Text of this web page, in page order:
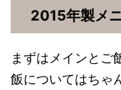
2015年製メ
まずはメインとご
飯についてはちゃ